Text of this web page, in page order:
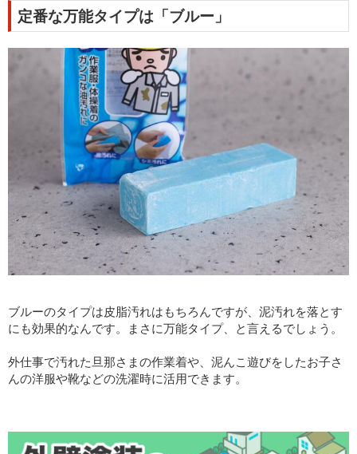
定番な万能タイプは「ブルー」
ブルーのタイプは皮脂汚れはもちろんですが、泥汚れを落とす
にも効果的なんです。まさに万能タイプ、と言えるでしょう。
外仕事で汚れた旦那さまの作業着や、泥んこ遊びをしたお子さ
んの洋服や靴などの洗濯時に活用できます。